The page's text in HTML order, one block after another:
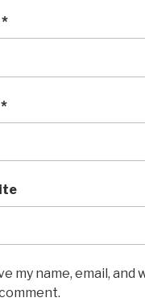
*
*
my name, email,